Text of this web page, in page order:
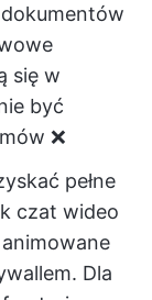
się w
być
❌
pełne
czat wideo
Dla